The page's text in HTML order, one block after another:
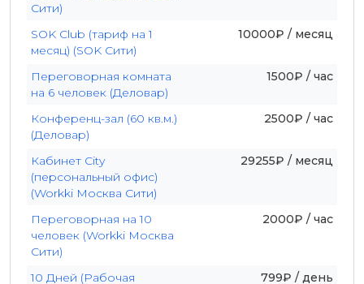
Сити)
SOK Club (тариф на 1
месяц) (SOK Сити)
10000₽ / месяц
Переговорная комната
на 6 человек (Деловар)
1500₽ / час
Конференц-зал (60 кв.м.)
(Деловар)
2500₽ / час
Кабинет City
(персональный офис)
(Workki Москва Сити)
29255₽ / месяц
Переговорная на 10
человек (Workki Москва
Сити)
2000₽ / час
10 Дней (Рабочая
799₽ / день